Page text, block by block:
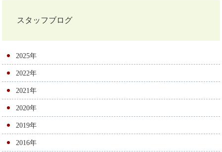
ナ
ビ
ゲ
ー
シ
ョ
ン
スタッフブログ
2025年
2022年
2021年
2020年
2019年
2016年